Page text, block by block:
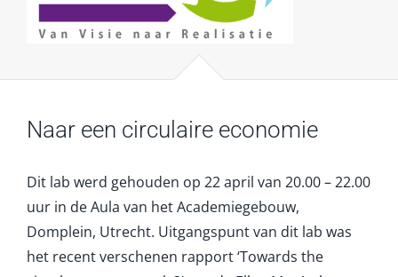
Naar een circulaire economie
Dit lab werd gehouden op 22 april van 20.00 – 22.00
uur in de Aula van het Academiegebouw,
Domplein, Utrecht. Uitgangspunt van dit lab was
het recent verschenen rapport ‘Towards the